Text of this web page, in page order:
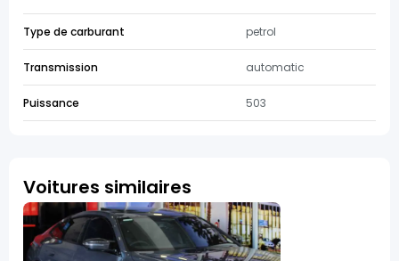
Type de carburant petrol
Transmission automatic
Puissance 503
Voitures similaires